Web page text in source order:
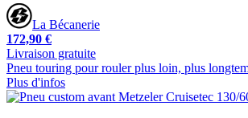
La Bécanerie
172,90 €
Livraison gratuite
Pneu touring pour rouler plus loin, plus
Plus d'infos